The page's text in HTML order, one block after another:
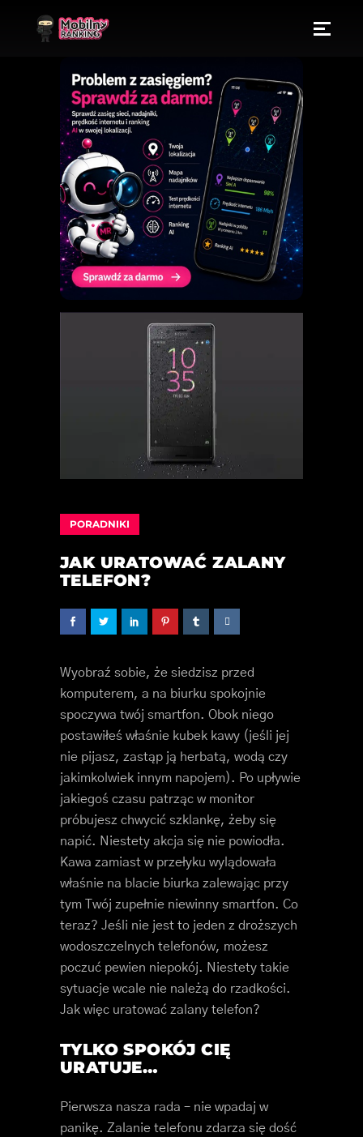
PORADNIKI
JAK URATOWAĆ ZALANY
TELEFON?
Wyobraź sobie, że siedzisz przed
komputerem, a na biurku spokojnie
spoczywa twój smartfon. Obok niego
postawiłeś właśnie kubek kawy (jeśli jej
nie pijasz, zastąp ją herbatą, wodą czy
jakimkolwiek innym napojem). Po upływie
jakiegoś czasu patrząc w monitor
próbujesz chwycić szklankę, żeby się
napić. Niestety akcja się nie powiodła.
Kawa zamiast w przełyku wylądowała
właśnie na blacie biurka zalewając przy
tym Twój zupełnie niewinny smartfon. Co
teraz? Jeśli nie jest to jeden z droższych
wodoszczelnych telefonów, możesz
poczuć pewien niepokój. Niestety takie
sytuacje wcale nie należą do rzadkości.
Jak więc uratować zalany telefon?
TYLKO SPOKÓJ CIĘ
URATUJE…
Pierwsza nasza rada – nie wpadaj w
panikę. Zalanie telefonu zdarza się dość